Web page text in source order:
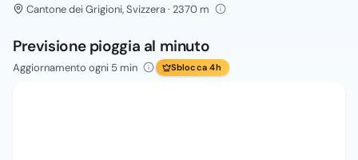
Cantone dei Grigioni, Svizzera · 2370 m
Previsione pioggia al minuto
Aggiornamento ogni 5 min Sblocca 4h